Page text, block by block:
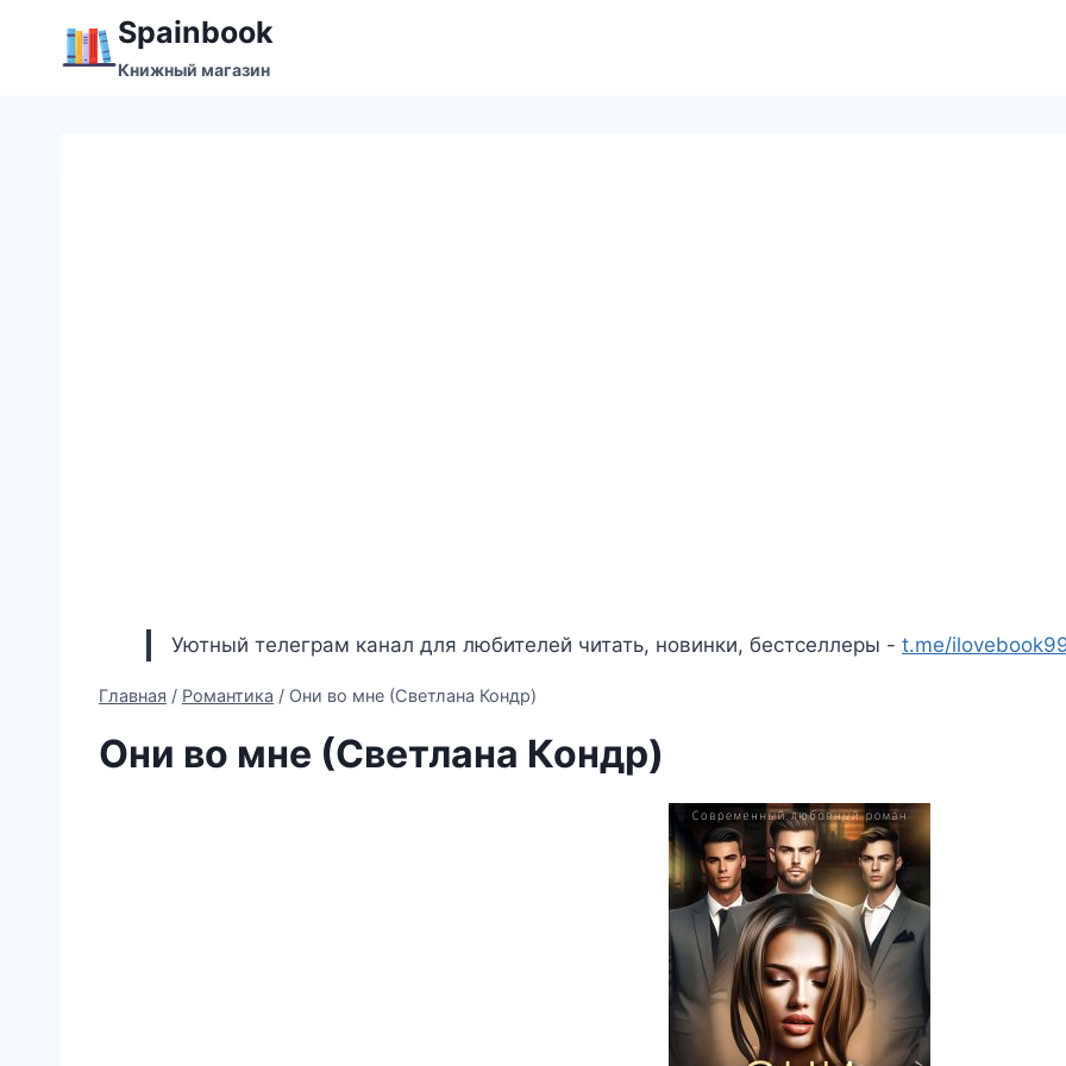
содержимому
Spainbook
Книжный магазин
Уютный телеграм канал для любителей читать, новинки, бестселлеры - t.me/
Главная / Романтика / Они во мне (Светлана Кондр)
Они во мне (Светлана Кондр)